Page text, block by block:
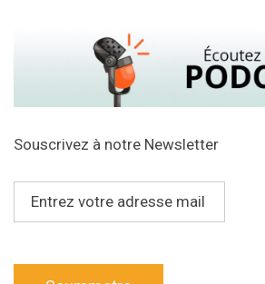
Souscrivez à notre Newsletter